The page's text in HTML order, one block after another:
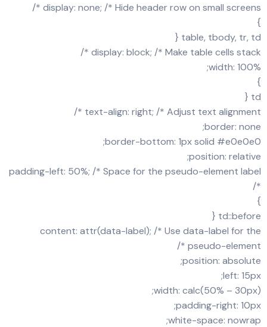
display: none; /* Hide header row on small screens */
}
table, tbody, tr, td {
display: block; /* Make table cells stack */
width: 100%;
}
td {
text-align: right; /* Adjust text alignment */
border: none;
border-bottom: 1px solid #e0e0e0;
position: relative;
padding-left: 50%; /* Space for the pseudo-element label
*/
}
td::before {
content: attr(data-label); /* Use data-label for the
pseudo-element */
position: absolute;
left: 15px;
width: calc(50% – 30px);
padding-right: 10px;
white-space: nowrap;